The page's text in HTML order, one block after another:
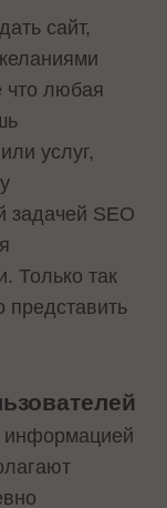
сайт,
любая
услуг,
задачей SEO
Только так
информацией